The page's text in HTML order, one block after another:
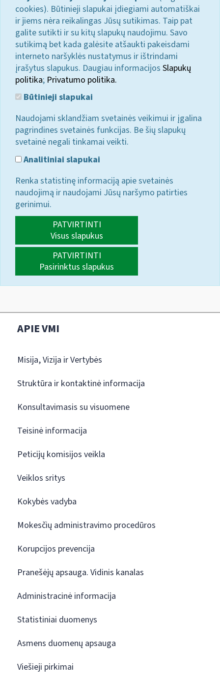
cookies). Būtinieji slapukai įdiegiami automatiškai
ir jiems nėra reikalingas Jūsų sutikimas. Taip pat
galite sutikti ir su kitų slapukų naudojimu. Savo
sutikimą bet kada galėsite atšaukti pakeisdami
interneto naršyklės nustatymus ir ištrindami
įrašytus slapukus. Daugiau informacijos Slapukų
politika; Privatumo politika.
Būtinieji slapukai
Naudojami sklandžiam svetainės veikimui ir įgalina
pagrindines svetainės funkcijas. Be šių slapukų
svetainė negali tinkamai veikti.
Analitiniai slapukai
Renka statistinę informaciją apie svetainės
naudojimą ir naudojami Jūsų naršymo patirties
gerinimui.
PATVIRTINTI
Visus slapukus
PATVIRTINTI
Pasirinktus slapukus
APIE VMI
Misija, Vizija ir Vertybės
Struktūra ir kontaktinė informacija
Konsultavimasis su visuomene
Teisinė informacija
Peticijų komisijos veikla
Veiklos sritys
Kokybės vadyba
Mokesčių administravimo procedūros
Korupcijos prevencija
Pranešėjų apsauga. Vidinis kanalas
Administracinė informacija
Statistiniai duomenys
Asmens duomenų apsauga
Viešieji pirkimai